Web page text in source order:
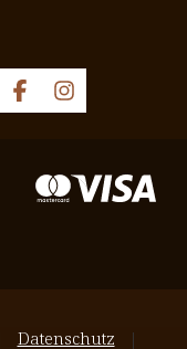
Datenschutz